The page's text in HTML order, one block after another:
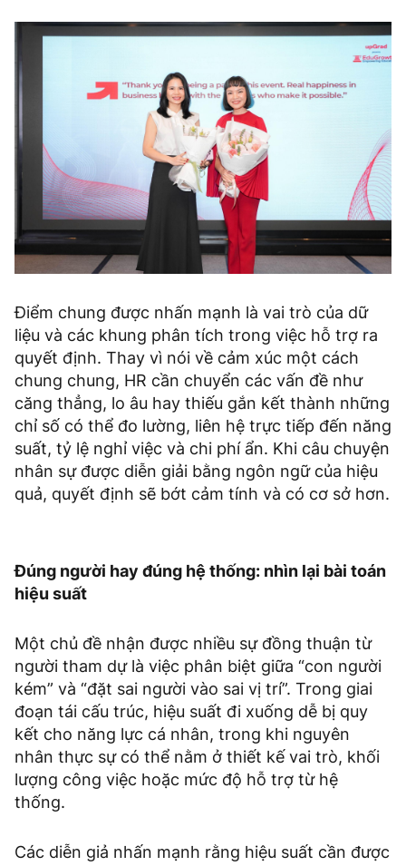
Điểm chung được nhấn mạnh là vai trò của dữ
liệu và các khung phân tích trong việc hỗ trợ ra
quyết định. Thay vì nói về cảm xúc một cách
chung chung, HR cần chuyển các vấn đề như
căng thẳng, lo âu hay thiếu gắn kết thành những
chỉ số có thể đo lường, liên hệ trực tiếp đến năng
suất, tỷ lệ nghỉ việc và chi phí ẩn. Khi câu chuyện
nhân sự được diễn giải bằng ngôn ngữ của hiệu
quả, quyết định sẽ bớt cảm tính và có cơ sở hơn.
Đúng người hay đúng hệ thống: nhìn lại bài toán
hiệu suất
Một chủ đề nhận được nhiều sự đồng thuận từ
người tham dự là việc phân biệt giữa “con người
kém” và “đặt sai người vào sai vị trí”. Trong giai
đoạn tái cấu trúc, hiệu suất đi xuống dễ bị quy
kết cho năng lực cá nhân, trong khi nguyên
nhân thực sự có thể nằm ở thiết kế vai trò, khối
lượng công việc hoặc mức độ hỗ trợ từ hệ
thống.
Các diễn giả nhấn mạnh rằng hiệu suất cần được